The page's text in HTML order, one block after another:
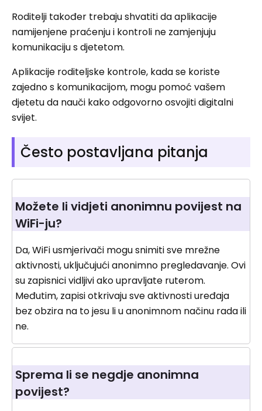
Roditelji također trebaju shvatiti da aplikacije
namijenjene praćenju i kontroli ne zamjenjuju
komunikaciju s djetetom.
Aplikacije roditeljske kontrole, kada se koriste
zajedno s komunikacijom, mogu pomoć vašem
djetetu da nauči kako odgovorno osvojiti digitalni
svijet.
Često postavljana pitanja
Možete li vidjeti anonimnu povijest na
WiFi-ju?
Da, WiFi usmjerivači mogu snimiti sve mrežne
aktivnosti, uključujući anonimno pregledavanje. Ovi
su zapisnici vidljivi ako upravljate ruterom.
Međutim, zapisi otkrivaju sve aktivnosti uređaja
bez obzira na to jesu li u anonimnom načinu rada ili
ne.
Sprema li se negdje anonimna
povijest?